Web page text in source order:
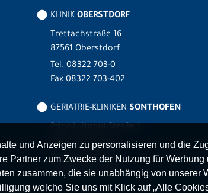
KLINIK OBERSTDORF
Trettachstraße 16
87561 Oberstdorf
Tel. 08322 703-0
Fax 08322 703-402
GERIATRIE-KLINIKEN SONTHOFEN
87527 Sonthofen
Tel.08321 804-0
Fax 08321 804-119
und Anzeigen zu personalisieren und die
Partner zum Zwecke der Nutzung für
zusammen, die sie unabhängig von
welche Sie uns mit Klick auf „Alle